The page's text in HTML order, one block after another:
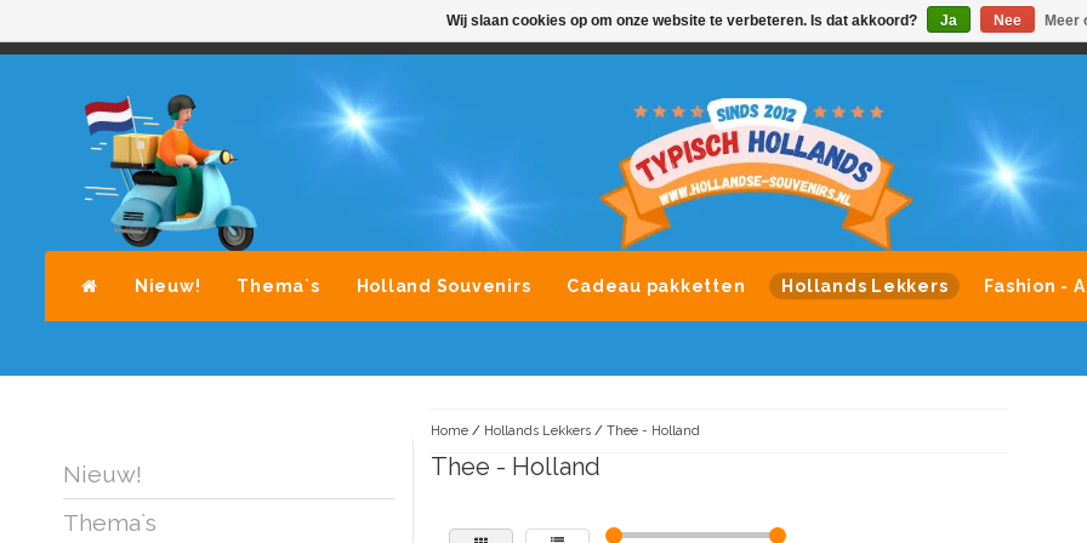
AVONDLEVERING MOGELIJK ALLE MERKEN SOUVENIRS
Nieuw! Thema`s Holland Souvenirs Cadeau pakketten Hollands Lekkers Fashion -
Nieuw!
Thema`s
Home/ Hollands Lekkers/ Thee - Holland
Thee - Holland
Wij slaan cookies op om onze website te verbeteren. Is dat akkoord? Ja Nee Meer